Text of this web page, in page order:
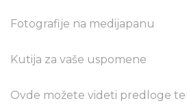
Fotografije na medijapanu
Kutija za vaše uspomene
Ovde možete videti predloge